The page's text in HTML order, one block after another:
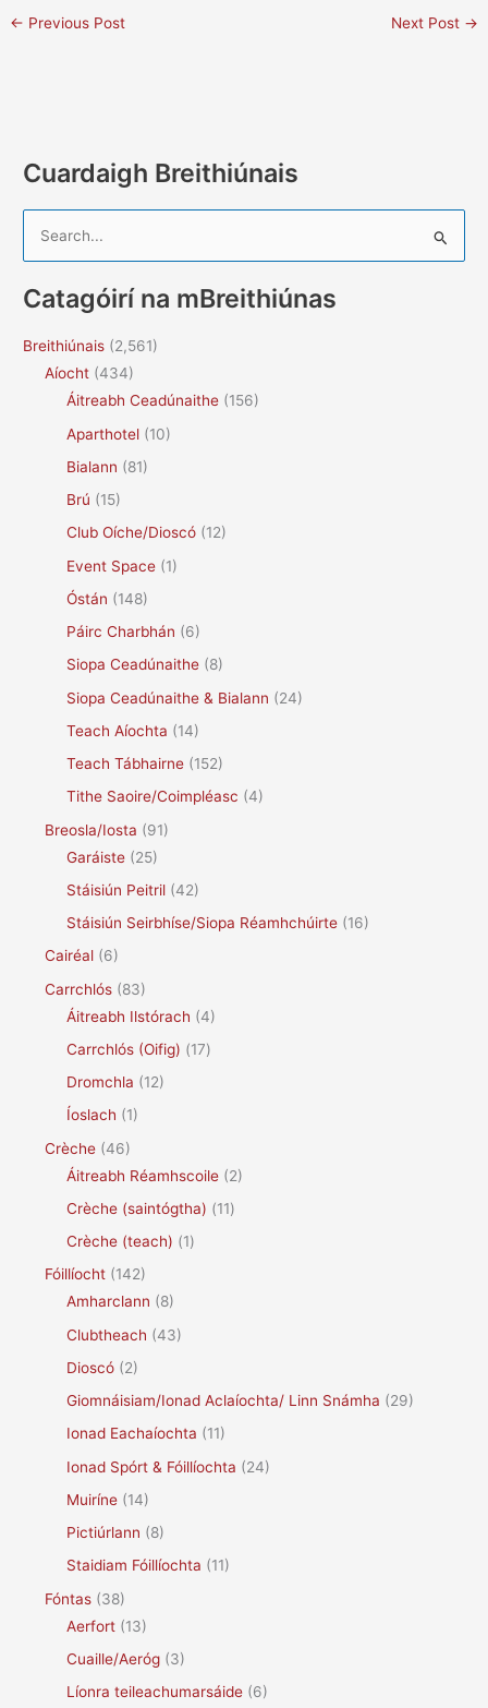
← Previous Post Next Post →
Cuardaigh Breithiúnais
r
c
Catagóirí na mBreithiúnas
Breithiúnais (2,561)
Aíocht (434)
Áitreabh Ceadúnaithe (156)
Aparthotel (10)
Bialann (81)
Brú (15)
Club Oíche/Dioscó (12)
Event Space (1)
Óstán (148)
Páirc Charbhán (6)
Siopa Ceadúnaithe (8)
Siopa Ceadúnaithe & Bialann (24)
Teach Aíochta (14)
Teach Tábhairne (152)
Tithe Saoire/Coimpléasc (4)
Breosla/Iosta (91)
Garáiste (25)
Stáisiún Peitril (42)
Stáisiún Seirbhíse/Siopa Réamhchúirte (16)
Cairéal (6)
Carrchlós (83)
Áitreabh Ilstórach (4)
Carrchlós (Oifig) (17)
Dromchla (12)
Íoslach (1)
Crèche (46)
Áitreabh Réamhscoile (2)
Crèche (saintógtha) (11)
Crèche (teach) (1)
Fóillíocht (142)
Amharclann (8)
Clubtheach (43)
Dioscó (2)
Giomnáisiam/Ionad Aclaíochta/ Linn Snámha (29)
Ionad Eachaíochta (11)
Ionad Spórt & Fóillíochta (24)
Muiríne (14)
Pictiúrlann (8)
Staidiam Fóillíochta (11)
Fóntas (38)
Aerfort (13)
Cuaille/Aeróg (3)
Líonra teileachumarsáide (6)